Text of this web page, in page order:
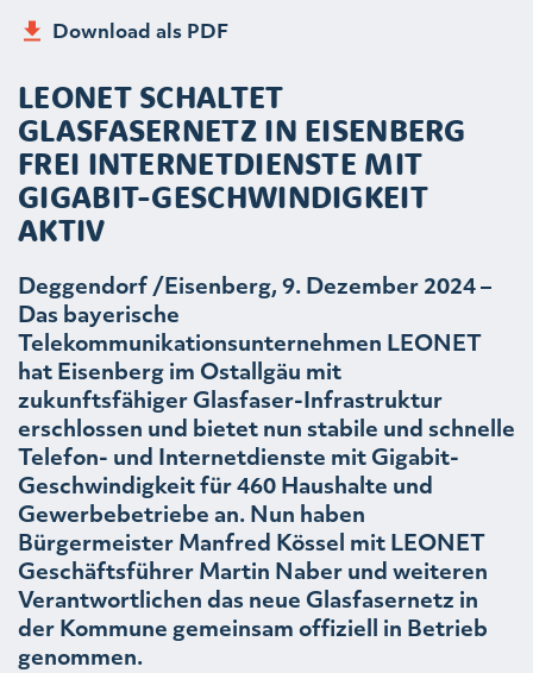
Download als PDF
LEONET SCHALTET
GLASFASERNETZ IN EISENBERG
FREI INTERNETDIENSTE MIT
GIGABIT-GESCHWINDIGKEIT
AKTIV
Deggendorf /Eisenberg, 9. Dezember 2024 –
Das bayerische
Telekommunikationsunternehmen LEONET
hat Eisenberg im Ostallgäu mit
zukunftsfähiger Glasfaser-Infrastruktur
erschlossen und bietet nun stabile und schnelle
Telefon- und Internetdienste mit Gigabit-
Geschwindigkeit für 460 Haushalte und
Gewerbebetriebe an. Nun haben
Bürgermeister Manfred Kössel mit LEONET
Geschäftsführer Martin Naber und weiteren
Verantwortlichen das neue Glasfasernetz in
der Kommune gemeinsam offiziell in Betrieb
genommen.